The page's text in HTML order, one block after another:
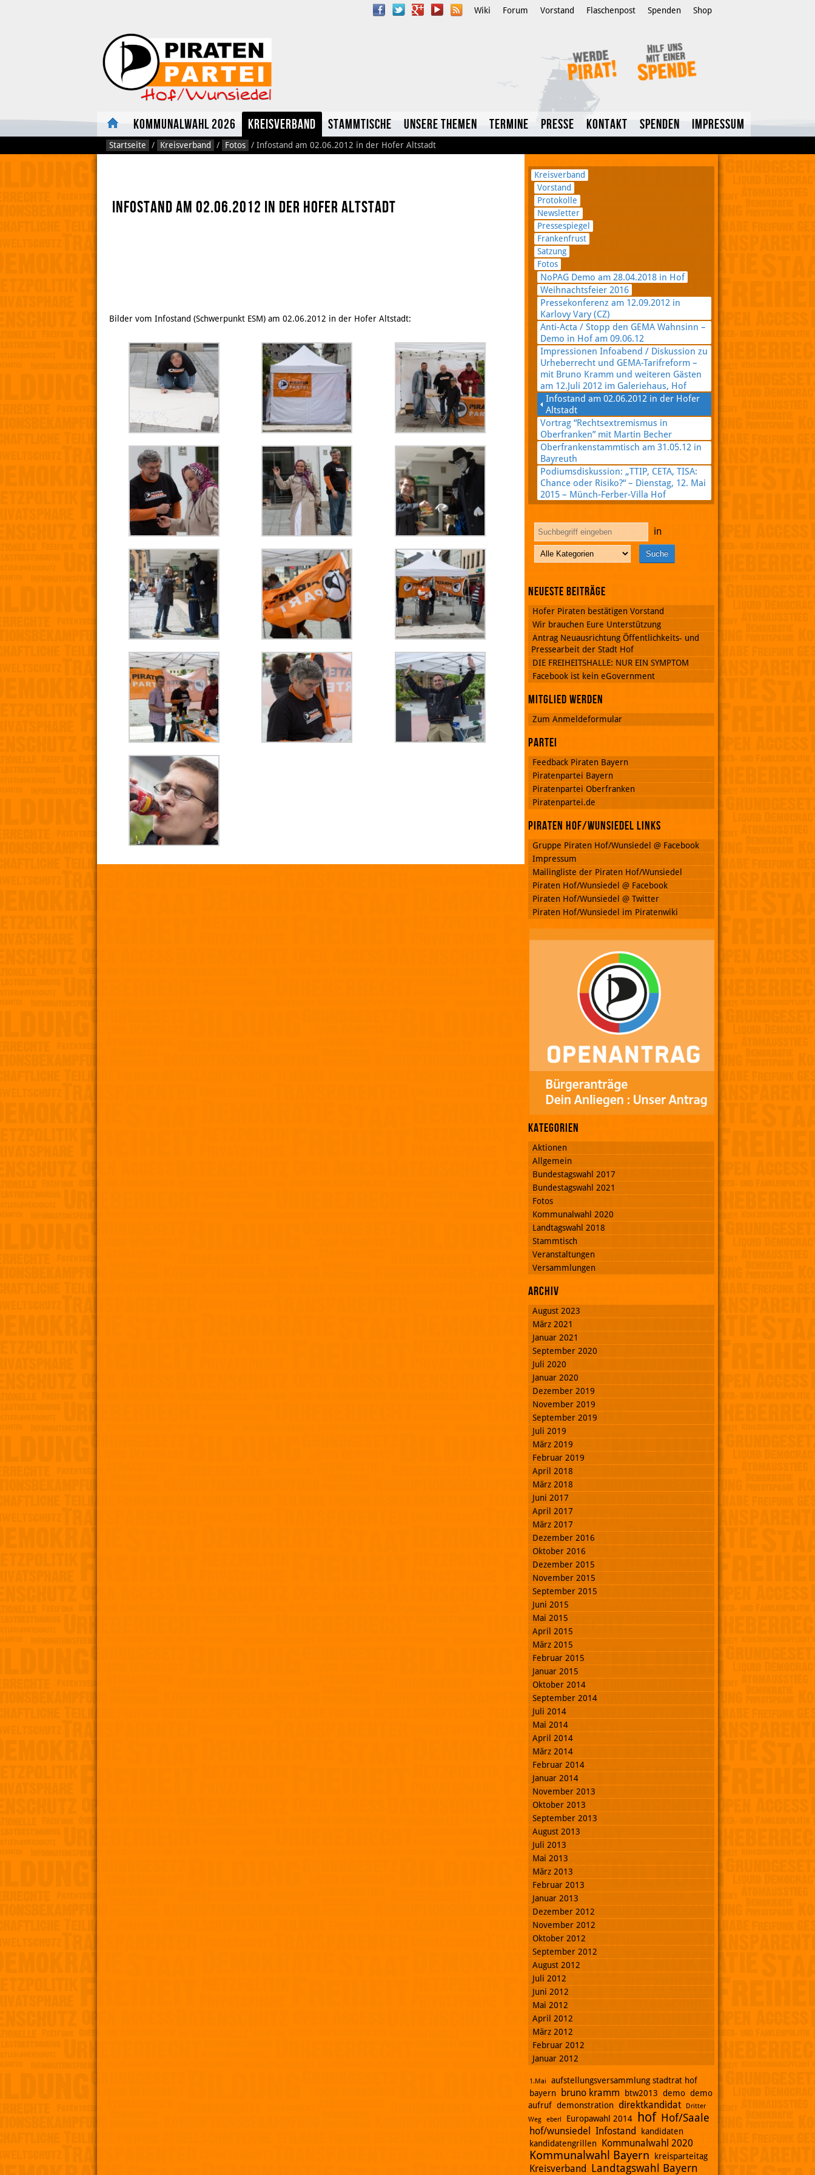
Facebook
Google
RSS
Feed
Wiki Forum Vorstand Flaschenpost Spenden Shop
Kommunalwahl 2026 Kreisverband Stammtische Unsere Themen Termine Presse Kontakt Spenden Impressum
Startseite / Kreisverband / Fotos / Infostand am 02.06.2012 in der Hofer Altstadt
Infostand am 02.06.2012 in der Hofer Altstadt
Bilder vom Infostand (Schwerpunkt ESM) am 02.06.2012 in der Hofer Altstadt:
Kreisverband
Vorstand
Protokolle
Newsletter
Pressespiegel
Frankenfrust
Satzung
Fotos
NoPAG Demo am 28.04.2018 in Hof
Weihnachtsfeier 2016
Pressekonferenz am 12.09.2012 in
Karlovy Vary (CZ)
Anti-Acta / Stopp den GEMA Wahnsinn –
Demo in Hof am 09.06.12
Impressionen Infoabend / Diskussion zu
Urheberrecht und GEMA-Tarifreform –
mit Bruno Kramm und weiteren Gästen
am 12.Juli 2012 im Galeriehaus, Hof
Infostand am 02.06.2012 in der Hofer
Altstadt
Vortrag “Rechtsextremismus in
Oberfranken” mit Martin Becher
Oberfrankenstammtisch am 31.05.12 in
Bayreuth
Podiumsdiskussion: „TTIP, CETA, TISA:
Chance oder Risiko?“ – Dienstag, 12. Mai
2015 – Münch-Ferber-Villa Hof
in
Neueste Beiträge
Hofer Piraten bestätigen Vorstand
Wir brauchen Eure Unterstützung
Antrag Neuausrichtung Öffentlichkeits- und
Pressearbeit der Stadt Hof
DIE FREIHEITSHALLE: NUR EIN SYMPTOM
Facebook ist kein eGovernment
Mitglied werden
Zum Anmeldeformular
Partei
Feedback Piraten Bayern
Piratenpartei Bayern
Piratenpartei Oberfranken
Piratenpartei.de
Piraten Hof/Wunsiedel Links
Gruppe Piraten Hof/Wunsiedel @ Facebook
Impressum
Mailingliste der Piraten Hof/Wunsiedel
Piraten Hof/Wunsiedel @ Facebook
Piraten Hof/Wunsiedel @ Twitter
Piraten Hof/Wunsiedel im Piratenwiki
Kategorien
Aktionen
Allgemein
Bundestagswahl 2017
Bundestagswahl 2021
Fotos
Kommunalwahl 2020
Landtagswahl 2018
Stammtisch
Veranstaltungen
Versammlungen
Archiv
August 2023
März 2021
Januar 2021
September 2020
Juli 2020
Januar 2020
Dezember 2019
November 2019
September 2019
Juli 2019
März 2019
Februar 2019
April 2018
März 2018
Juni 2017
April 2017
März 2017
Dezember 2016
Oktober 2016
Dezember 2015
November 2015
September 2015
Juni 2015
Mai 2015
April 2015
März 2015
Februar 2015
Januar 2015
Oktober 2014
September 2014
Juli 2014
Mai 2014
April 2014
März 2014
Februar 2014
Januar 2014
November 2013
Oktober 2013
September 2013
August 2013
Juli 2013
Mai 2013
März 2013
Februar 2013
Januar 2013
Dezember 2012
November 2012
Oktober 2012
September 2012
August 2012
Juli 2012
Juni 2012
Mai 2012
April 2012
März 2012
Februar 2012
Januar 2012
1.Mai
aufstellungsversammlung stadtrat hof
bayern
bruno kramm btw2013 demo demo
aufruf demonstration direktkandidat
Dritter
Weg
eberl Europawahl 2014 hof Hof/Saale
hof/wunsiedel Infostand
kandidaten
kandidatengrillen Kommunalwahl 2020
Kommunalwahl Bayern kreisparteitag
Kreisverband Landtagswahl Bayern